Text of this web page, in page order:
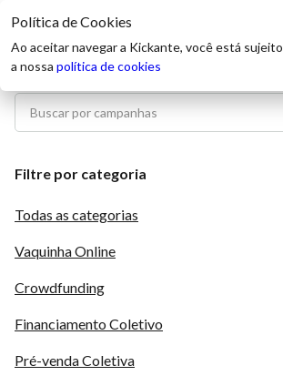
Filtre por categoria
Todas as categorias
Vaquinha Online
Crowdfunding
Financiamento Coletivo
Pré-venda Coletiva
Política de Cookies
Ao aceitar navegar a Kickante, você está sujeito
a nossa política de cookies